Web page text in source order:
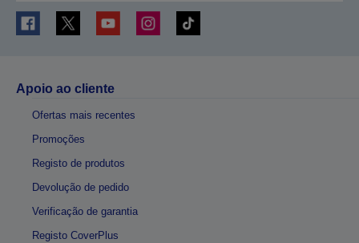
Apoio ao cliente
Ofertas mais recentes
Promoções
Registo de produtos
Devolução de pedido
Verificação de garantia
Registo CoverPlus